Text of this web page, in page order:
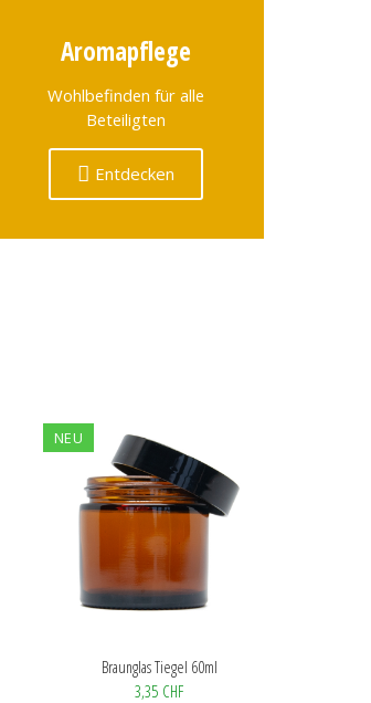
Aromapflege
Wohlbefinden für alle
Beteiligten
Entdecken
NEU
Braunglas Tiegel 60ml
3,35 CHF